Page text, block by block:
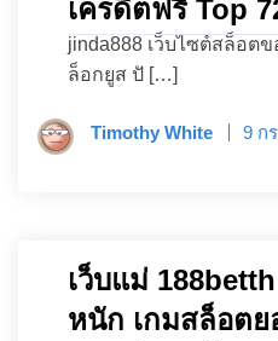
เครดิตฟรี Top
jinda888 เว็บไซต์สล็อต
ล็อกยูส ปั […]
Timothy White 9 ก
เว็บแม่
หนัก เกมสล็อต